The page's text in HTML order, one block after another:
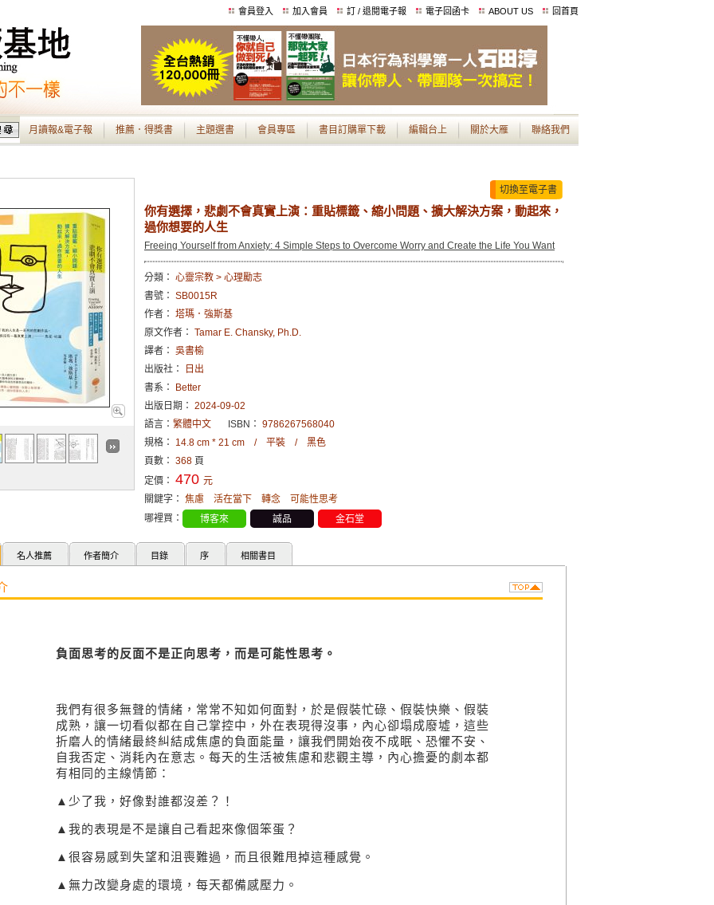
會員登入 加入會員 訂 / 退閱電子報 電子回函卡 ABOUT US 回首頁
月讀報&電子報 推薦．得獎書 主題選書 會員專區 書目訂購單下載 編輯台上 關於大雁 聯絡我們
切換至電子書
你有選擇，悲劇不會真實上演：重貼標籤、縮小問題、擴大解決方案，動起來，
過你想要的人生
Freeing Yourself from Anxiety: 4 Simple Steps to Overcome Worry and Create the Life You Want
分類： 心靈宗教 > 心理勵志
書號： SB0015R
作者： 塔瑪．強斯基
原文作者： Tamar E. Chansky, Ph.D.
譯者： 吳書榆
出版社：
日出
書系：
Better
出版日期： 2024-09-02
語言： 繁體中文 ISBN： 9786267568040
規格： 14.8 cm * 21 cm / 平裝 / 黑色
頁數： 368 頁
定價： 470 元
關鍵字： 焦慮 活在當下 轉念
可能性思考
哪裡買：
博客來 誠品 金石堂
名人推薦 作者簡介 目錄 序 相關書目
負面思考的反面不是正向思考，而是可能性思考。
我們有很多無聲的情緒，常常不知如何面對，於是假裝忙碌、假裝快樂、假裝
成熟，讓一切看似都在自己掌控中，外在表現得沒事，內心卻塌成廢墟，這些
折磨人的情緒最終糾結成焦慮的負面能量 ，讓我們開始夜不成眠、恐懼不安、
自我否定、 消耗內在意志。每天的生活被焦慮和悲觀主導，內心擔憂的劇本都
有相同的主線情節：
▲少了我，好像對誰都沒差？！
▲ 我的表現是不是讓自己看起來像個笨蛋？
▲ 很容易感到失望和沮喪難過，而且很難甩掉這種感覺 。
▲無力改變身處的環境， 每天都備感壓力 。